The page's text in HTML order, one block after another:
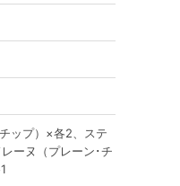
ップ）×各2、ステ
ーヌ（プレーン･チ